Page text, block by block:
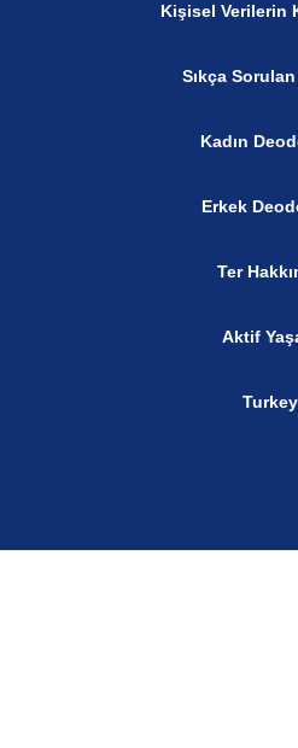
Kişisel Verilerin
Sıkça
Kadın
Erkek
Ter
Aktif
Turkey